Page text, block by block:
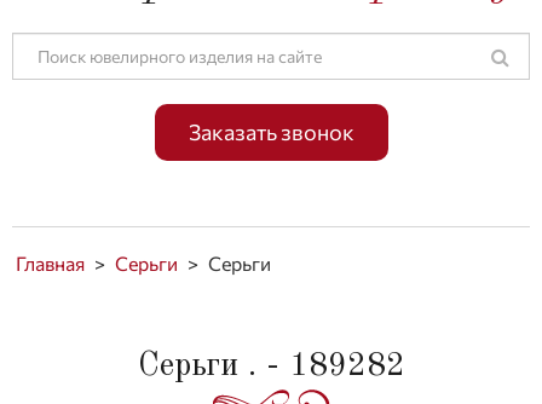
Заказать звонок
Главная > Серьги > Серьги
Серьги . - 189282